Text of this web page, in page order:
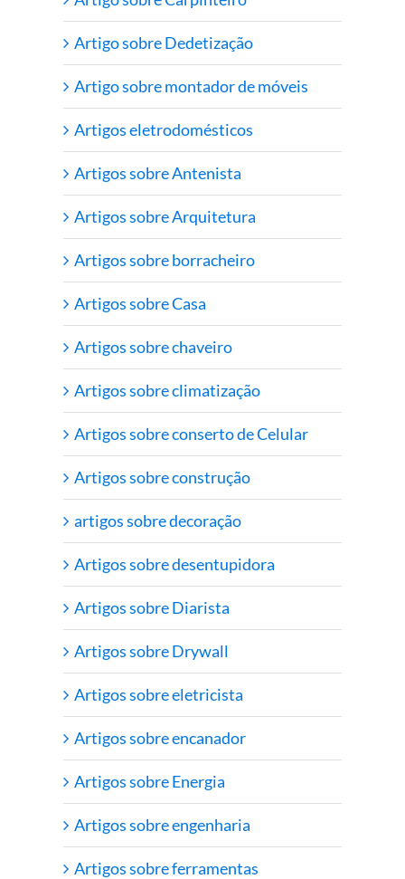
Artigo sobre Dedetização
Artigo sobre montador de móveis
Artigos eletrodomésticos
Artigos sobre Antenista
Artigos sobre Arquitetura
Artigos sobre borracheiro
Artigos sobre Casa
Artigos sobre chaveiro
Artigos sobre climatização
Artigos sobre conserto de Celular
Artigos sobre construção
artigos sobre decoração
Artigos sobre desentupidora
Artigos sobre Diarista
Artigos sobre Drywall
Artigos sobre eletricista
Artigos sobre encanador
Artigos sobre Energia
Artigos sobre engenharia
Artigos sobre ferramentas